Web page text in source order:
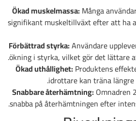
Ökad muskelmassa: Många
signifikant muskeltillväxt efter att ha
Förbättrad styrka:Användare
ökning i styrka, vilket gör det lättare
Ökad uthållighet: Produktens
idrottare kan träna
Snabbare återhämtning: Omnadren
snabba på återhämtningen efter